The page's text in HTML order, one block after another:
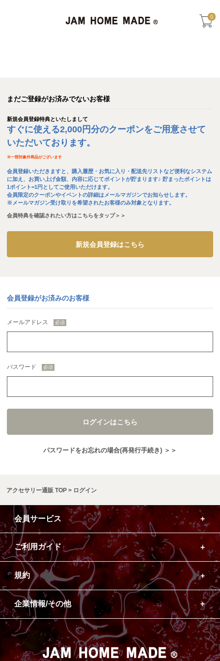
0
まだご登録がお済みでないお客様
新規会員登録特典といたしまして
すぐに使える2,000円分のクーポンをご用意させて
いただいております。
※一部対象外商品がございます
会員登録いただきますと、購入履歴・お気に入り・配送先リストなど便利なシステム
に加え、お買い上げ金額、内容に応じてポイントが貯まります♪ 貯まったポイントは
1ポイント=1円としてご使用いただけます。
会員限定のクーポンやイベントの詳細はメールマガジンでお知らせします。
※メールマガジン受け取りを希望されたお客様のみ対象となります。
会員特典を確認されたい方はこちらをタップ＞＞
新規会員登録はこちら
会員登録がお済みのお客様
メールアドレス
パスワード
ログインはこちら
パスワードをお忘れの場合(再発行手続き) ＞＞
アクセサリー通販 TOP ログイン
会員サービス
ご利用ガイド
規約
企業情報/その他